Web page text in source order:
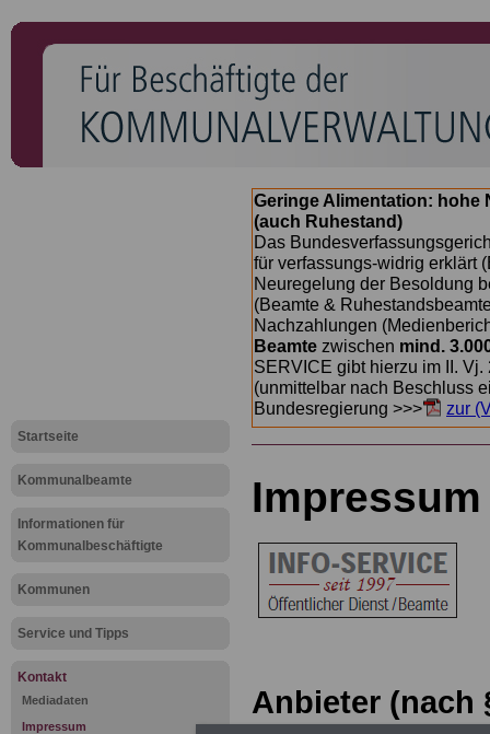
Startseite
Kommunalbeamte
Informationen für
Kommunalbeschäftigte
Kommunen
Service und Tipps
Kontakt
Mediadaten
Impressum
Geringe Alimentation: hohe
(auch Ruhestand)
Das
für verfassungs-widrig erklärt
Neuregelung der Besoldung
(Beamte &
Nachzahlungen
Beamte zwischen mind.
SERVICE gibt hierzu im II.
(unmittelbar nach Beschluss
Bundesregierung >>>
zur
Impressum
Anbieter (nach